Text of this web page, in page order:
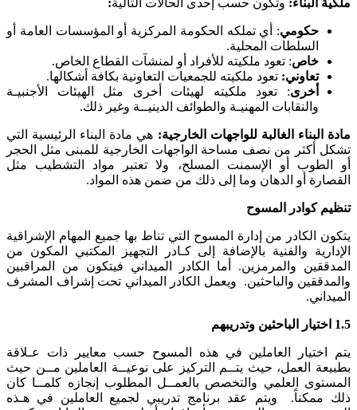
حكومي: أي تملكه الحكومة المركزية أو المؤسسات العامة أو
السلطات المحلية.
خاص: تعود ملكيته للأفراد أو لمنشآت القطاع الخاص.
تعاوني: تعود ملكيته للجمعيات التعاونية بكافة أشكالها.
أخرى: تعود ملكيته لهيئات أخرى مثل الهيئات الأجنبيـة
والنقابات المهنيـة والطوائف الدينيــة وغير ذلك.
مادة البناء الغالبة للواجهات الخارجية: هي مادة البناء الرئيسية التي
تشكل أكثر من نصف مساحة الواجهات الخارجية للمبنى مثل الحجر
أو الطوب أو الإسمنت المسلح، ولا تعتبر مواد التشطيب مثل
القصارة أو الدهان وما إلى ذلك من ضمن هذه المواد.
تنظيم كوادر المسوح
يتكون الكادر من إدارة المسوح التي تناط بها جميع المهام الإشراقية
الإدارية والفنية بالإضافة إلى كـادر التجهيز المكتبي المكون من
المدققين والمرمزين. أما الكادر الميداني فيتكون من المراقبين
والمدققين والباحثين. ويعمل الكادر الميداني تحت إشراف المشرف
الميداني.
1.5 اختيار الباحثين وتدريبهم
يتم اختيار العاملين في هذه المسوح حسب معايير ذات عـلاقة
بطبيعة العمل، حيث يتــم التركيز على نوعيــة العاملين مــن حيث
المستوى العلمي والتخصص بالعمــل المطلوب إنجازه كلمــا كان
ذلك ممكناً. ويتم عقد برنامج تدريبي لجميع العاملين في هـذه